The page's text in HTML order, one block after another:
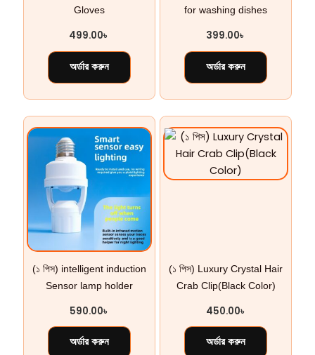
Gloves
499.00৳
অর্ডার করুন
for washing dishes
399.00৳
অর্ডার করুন
(১ পিস) intelligent induction
Sensor lamp holder
590.00৳
অর্ডার করুন
(১ পিস) Luxury Crystal Hair
Crab Clip(Black Color)
450.00৳
অর্ডার করুন